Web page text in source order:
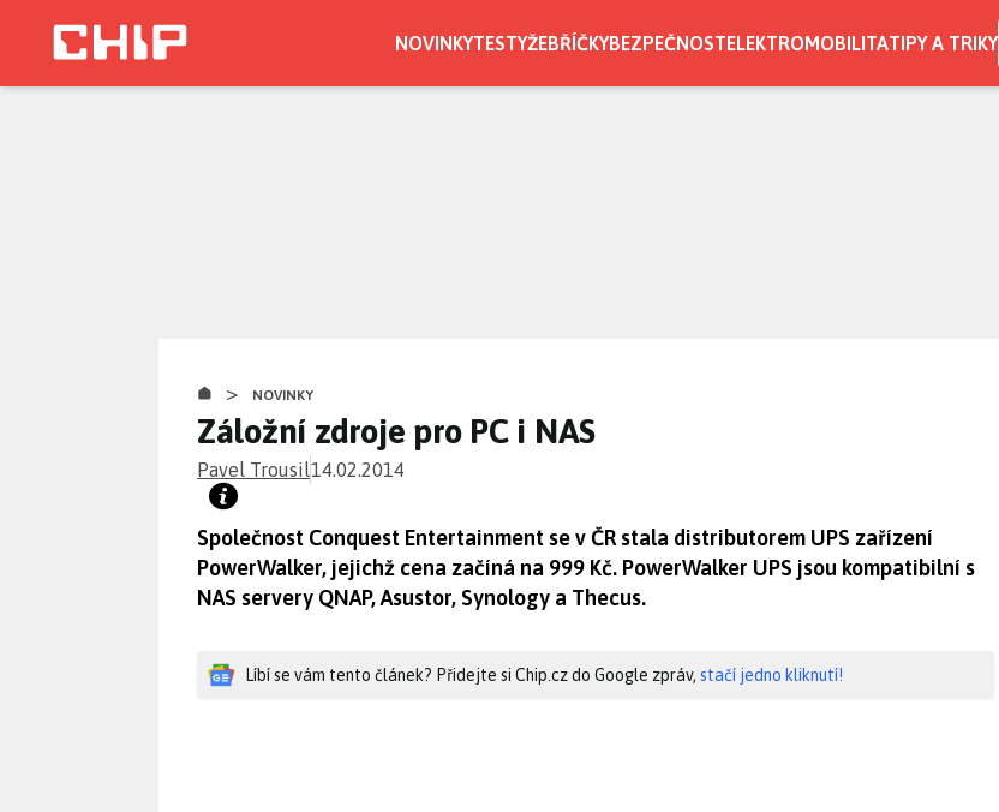
NOVINKYTESTYŽEBŘÍČKYBEZPEČNOSTELEKTROMOBILITATIPY A TRIKY
> NOVINKY
Záložní zdroje pro PC i NAS
Pavel Trousil14.02.2014
Společnost Conquest Entertainment se v ČR stala distributorem UPS zařízení
PowerWalker, jejichž cena začíná na 999 Kč. PowerWalker UPS jsou kompatibilní s
NAS servery QNAP, Asustor, Synology a Thecus.
Líbí se vám tento článek? Přidejte si Chip.cz do Google zpráv, stačí jedno kliknutí!